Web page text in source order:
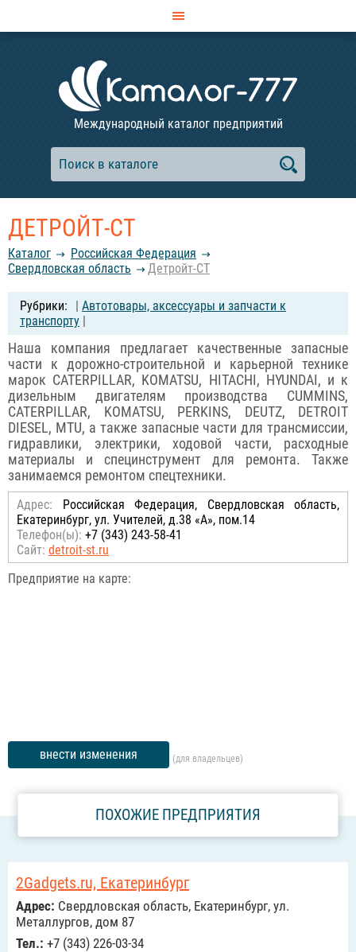
Международный каталог предприятий
ДЕТРОЙТ-СТ
Каталог
Российcкая Федерация
Свердловская область
Детройт-СТ
| Автотовары, аксессуары и запчасти к
транспорту |
Наша компания предлагает качественные запасные
части к дорожно-строительной и карьерной технике
марок CATERPILLAR, KOMATSU, HITACHI, HYUNDAI, и к
дизельным двигателям производства CUMMINS,
CATERPILLAR, KOMATSU, PERKINS, DEUTZ, DETROIT
DIESEL, MTU, а также запасные части для трансмиссии,
гидравлики, электрики, ходовой части, расходные
материалы и специнструмент для ремонта. Также
занимаемся ремонтом спецтехники.
Адрес: Российcкая Федерация, Свердловская область,
Екатеринбург, ул. Учителей, д.38 «А», пом.14
Телефон(ы): +7 (343) 243-58-41
Сайт: detroit-st.ru
Предприятие на карте:
внести изменения (для владельцев)
ПОХОЖИЕ ПРЕДПРИЯТИЯ
2Gadgets.ru, Екатеринбург
Адрес: Свердловская область, Екатеринбург, ул.
Металлургов, дом 87
Тел.: +7 (343) 226-03-34